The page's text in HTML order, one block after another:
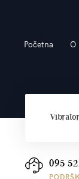
na
do
Početna O
095